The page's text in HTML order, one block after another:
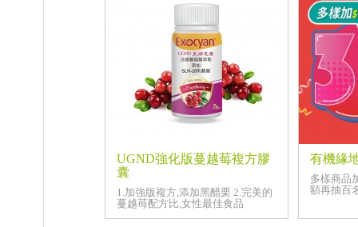
UGND強化版蔓越莓複方膠
囊
1.加強版複方,添加黑醋栗 2.完美的
蔓越苺配方比,女性最佳食品
有機緣
多樣商品
額再抽百